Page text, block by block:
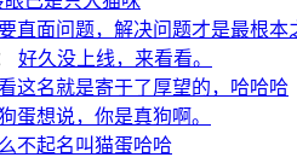
直面问题，解决问题才是最根本
好久没上线，来看看。
这名就是寄于了厚望的，哈哈哈
蛋想说，你是真狗啊。
不起名叫猫蛋哈哈